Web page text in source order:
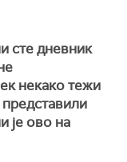
сте дневник
некако тежи
представили
је ово на